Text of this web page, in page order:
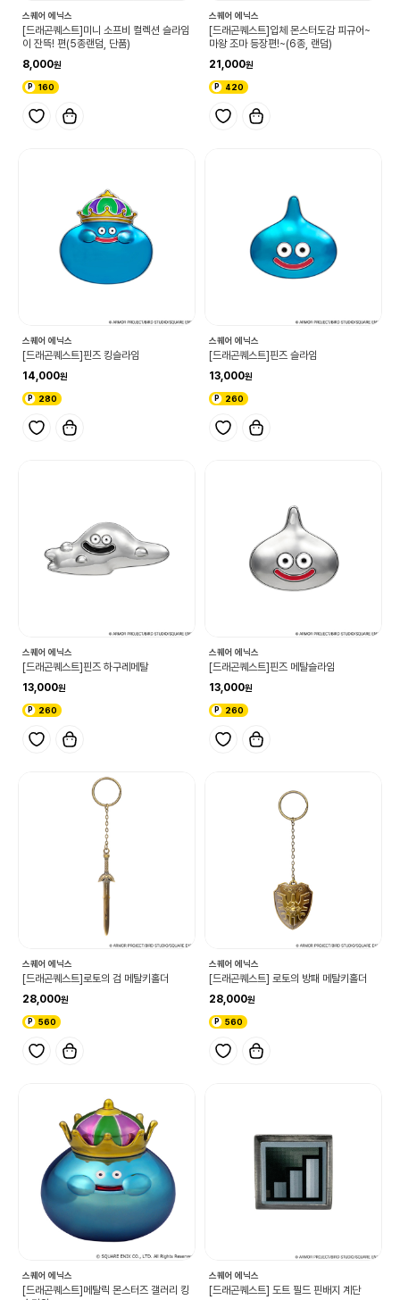
스퀘어 에닉스
[드래곤퀘스트]미니 소프비 컬렉션 슬라임
이 잔뜩! 편(5종랜덤, 단품)
8,000
160
스퀘어 에닉스
[드래곤퀘스트]입체 몬스터도감 피규어~
마왕 조마 등장편!~(6종, 랜덤)
21,000
420
스퀘어 에닉스
[드래곤퀘스트]핀즈 킹슬라임
14,000
280
스퀘어 에닉스
[드래곤퀘스트]핀즈 슬라임
13,000
260
스퀘어 에닉스
[드래곤퀘스트]핀즈 하구레메탈
13,000
260
스퀘어 에닉스
[드래곤퀘스트]핀즈 메탈슬라임
13,000
260
스퀘어 에닉스
[드래곤퀘스트]로토의 검 메탈키홀더
28,000
560
스퀘어 에닉스
[드래곤퀘스트] 로토의 방패 메탈키홀더
28,000
560
스퀘어 에닉스
[드래곤퀘스트]메탈릭 몬스터즈 갤러리 킹
스퀘어 에닉스
[드래곤퀘스트] 도트 필드 핀배지 계단